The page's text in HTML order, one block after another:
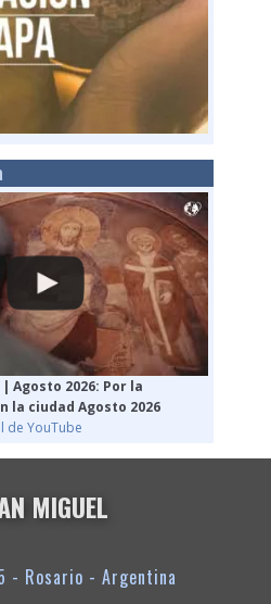
Agosto 2026: Por la
la ciudad Agosto 2026
de YouTube
MIGUEL
- Rosario - Argentina